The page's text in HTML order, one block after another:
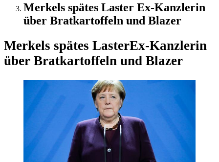
Merkels spätes Laster Ex-Kanzlerin
über Bratkartoffeln und Blazer
Merkels spätes LasterEx-Kanzlerin
über Bratkartoffeln und Blazer